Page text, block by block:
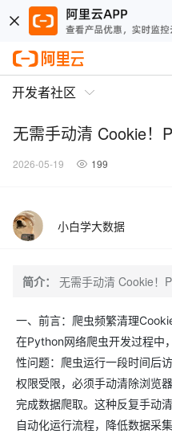
开发者社区
无需手动清 Cookie！
2026-05-19 199
小白学大数据
简介： 无需手动清 Cookie！
一、前言：爬虫频繁清理
在Python网络爬虫开发过程中
性问题：爬虫运行一段时间后
权限受限，必须手动清除浏览
完成数据爬取。这种反复手动
自动化运行流程，降低数据采